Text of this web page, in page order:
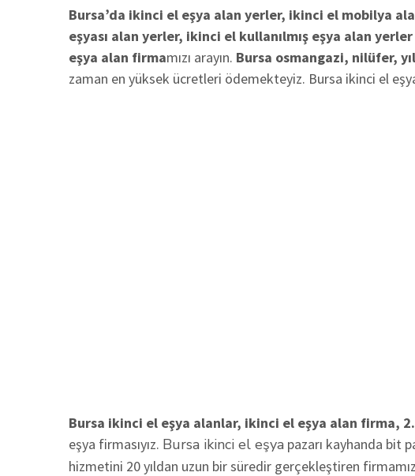
Bursa’da ikinci el eşya alan yerler, ikinci el mobilya
eşyası alan yerler, ikinci el kullanılmış eşya alan yerler
eşya alan firmamızı arayın. Bursa osmangazi, nilüfer,
zaman en yüksek ücretleri ödemekteyiz. Bursa ikinci el
Bursa ikinci el eşya alanlar, ikinci el eşya alan firma,
eşya firmasıyız. Bursa ikinci el eşya pazarı kayhanda bit
hizmetini 20 yıldan uzun bir süredir gerçekleştiren